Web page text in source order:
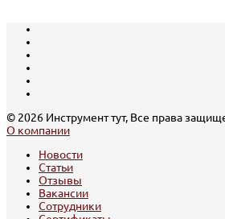
© 2026 Инструмент тут, Все права
О компании
Новости
Статьи
Отзывы
Вакансии
Сотрудники